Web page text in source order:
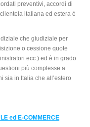
preventivi, accordi di
italiana ed estera è
che giudiziale per
o cessione quote
ecc.) ed è in grado
più complesse a
sia in Italia che all’estero
ed E-COMMERCE